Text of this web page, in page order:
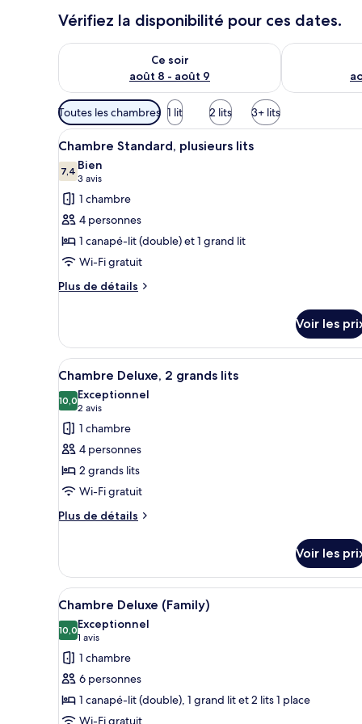
Vérifiez la disponibilité pour ces dates.
Ce soir
août 8 - août 9
Vérifier la disponibilité pour ce soir août 8 - août 9
Vérifier la
Filtres
disponibles
pour
les
chambres
Toutes les chambres 1 lit 2 lits 3+ lits
Afficher
toutes
les
photos
pour
ce
type
de
chambre :
plusieurs
lits
Une chambre d’hôtel avec
2
Chambre Standard, plusieurs lits
7,47,4 sur 10
Bien
3 avis
(3 avis)
1 chambre
4 personnes
1 canapé-lit (double) et 1 grand lit
Wi-Fi gratuit
Plus de détails
Plus
le
type
de
chambre
Chambre
Standard,
plusieurs
lits
Voir les
Afficher
toutes
les
photos
pour
ce
type
de
chambre :
2
grands
lits
Une chambre d’hôtel avec
5
Chambre Deluxe, 2 grands lits
10,010,0 sur 10
Exceptionnel
2 avis
(2 avis)
1 chambre
4 personnes
2 grands lits
Wi-Fi gratuit
Plus de détails
Plus
le
type
de
chambre
Chambre
Deluxe,
2
grands
Voir les
Afficher
toutes
les
photos
pour
ce
type
Une chambre à coucher
5
Chambre Deluxe (Family)
10,010,0 sur 10
Exceptionnel
1 avis
(1 avis)
1 chambre
6 personnes
1 canapé-lit (double), 1 grand lit et 2 lits 1 place
Wi-Fi gratuit